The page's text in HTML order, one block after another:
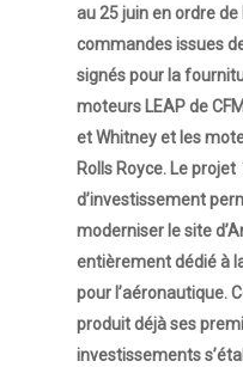
au 25 juin en ordre
commandes issues
signés pour la
moteurs LEAP de
et Whitney et les
Rolls Royce. Le projet
d’investissement
moderniser le site
entièrement dédié à
pour l’aéronautique.
produit déjà ses
investissements